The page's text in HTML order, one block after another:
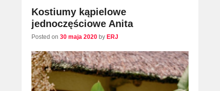
Kostiumy kąpielowe
jednoczęściowe Anita
Posted on 30 maja 2020 by ERJ